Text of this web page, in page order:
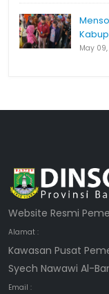
May
Website Resmi
Alamat :
Kawasan Pusat
Syech Nawawi Al-
Email :